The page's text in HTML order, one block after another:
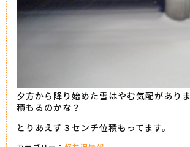
夕方から降り始めた雪はやむ気配があり
積もるのかな？
とりあえず３センチ位積もってます。